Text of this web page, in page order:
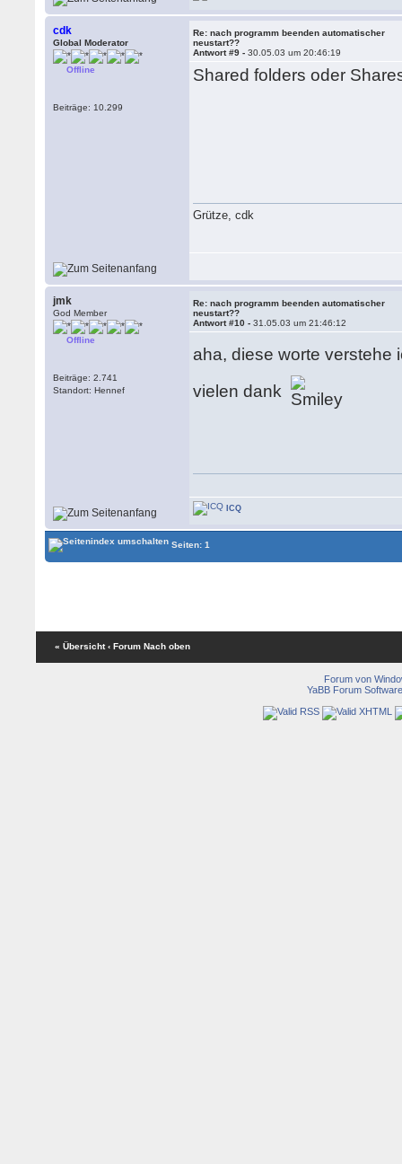
cdk
Global Moderator
Offline
Beiträge: 10.299
Re: nach programm beenden automatischer
neustart??
Antwort #9 -30.05.03 um 20:46:19
Shared folders oder
Grütze, cdk
jmk
God Member
Offline
Beiträge: 2.741
Standort: Hennef
Re: nach programm beenden automatischer
neustart??
Antwort #10 -31.05.03 um 21:46:12
aha, diese worte
vielen dank
ICQ
Seiten: 1
« Übersicht ‹ Forum Nach oben
Forum von
YaBB Forum Software